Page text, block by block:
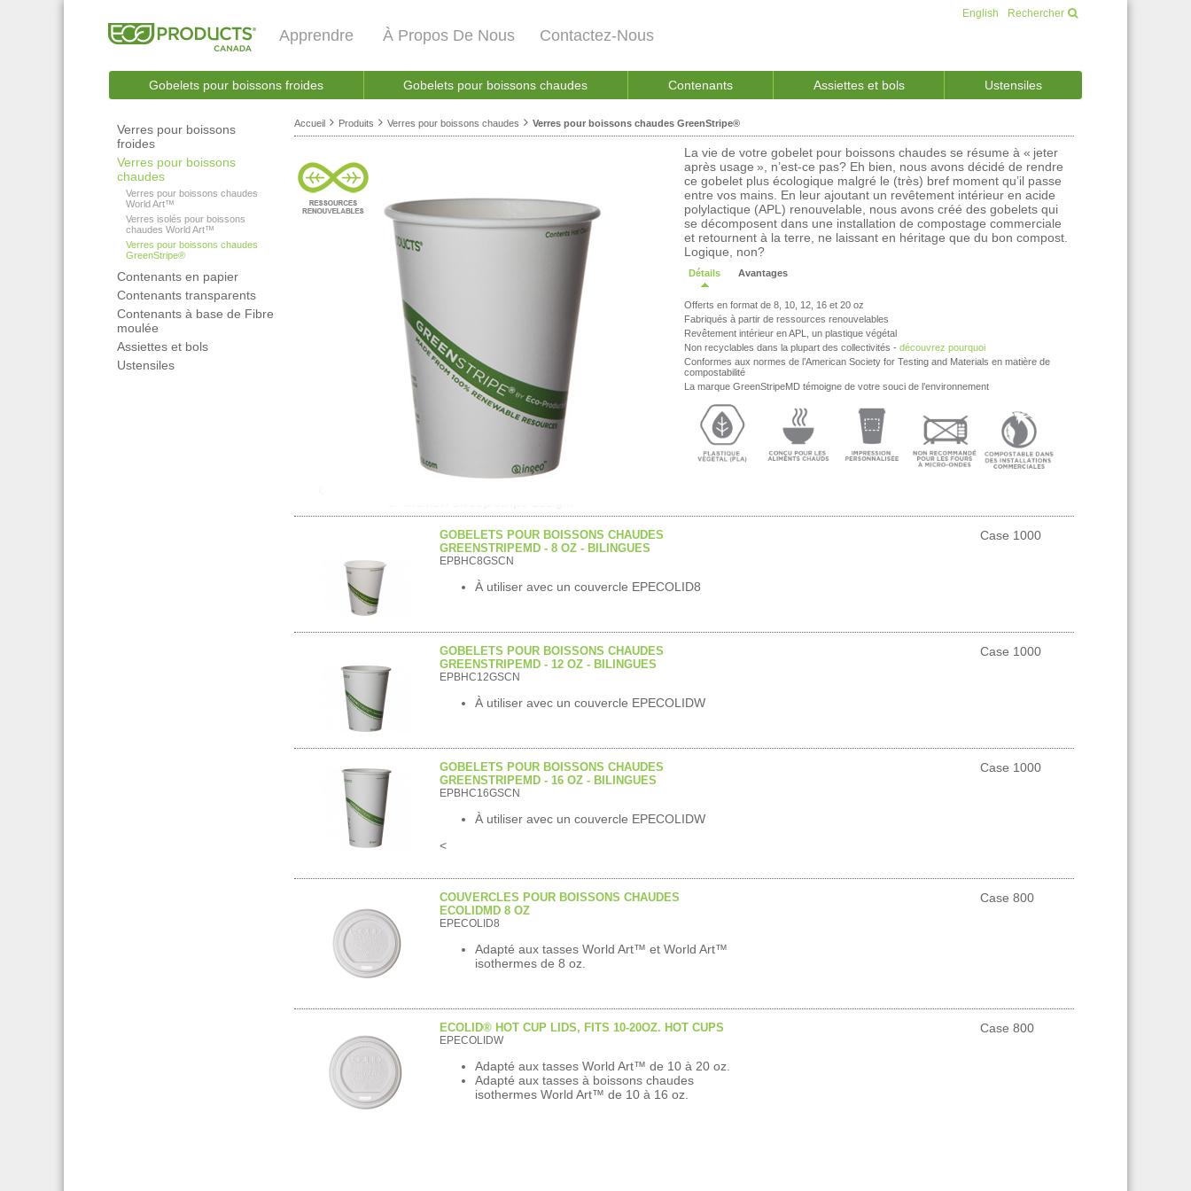
Apprendre À Propos De Nous Contactez-Nous
Gobelets pour boissons froides Gobelets pour boissons chaudes Contenants Assiettes et bols Ustensiles
Rechercher
English
Verres pour boissons
froides
Verres pour boissons
chaudes
Verres pour boissons chaudes
World Art™
Verres isolés pour boissons
chaudes World Art™
Verres pour boissons chaudes
GreenStripe®
Contenants en papier
Contenants transparents
Contenants à base de Fibre
moulée
Assiettes et bols
Ustensiles
Accueil Produits Verres pour boissons chaudes Verres pour boissons chaudes GreenStripe®
La vie de votre gobelet pour boissons chaudes se résume à « jeter
après usage », n’est-ce pas? Eh bien, nous avons décidé de rendre
ce gobelet plus écologique malgré le (très) bref moment qu’il passe
entre vos mains. En leur ajoutant un revêtement intérieur en acide
polylactique (APL) renouvelable, nous avons créé des gobelets qui
se décomposent dans une installation de compostage commerciale
et retournent à la terre, ne laissant en héritage que du bon compost.
Logique, non?
Détails Avantages
Offerts en format de 8, 10, 12, 16 et 20 oz
Fabriqués à partir de ressources renouvelables
Revêtement intérieur en APL, un plastique végétal
Non recyclables dans la plupart des collectivités - découvrez pourquoi
Conformes aux normes de l’American Society for Testing and Materials en matière de
compostabilité
La marque GreenStripeMD témoigne de votre souci de l’environnement
GOBELETS POUR BOISSONS CHAUDES
GREENSTRIPEMD - 8 OZ - BILINGUES
EPBHC8GSCN
À utiliser avec un couvercle EPECOLID8
Case 1000
GOBELETS POUR BOISSONS CHAUDES
GREENSTRIPEMD - 12 OZ - BILINGUES
EPBHC12GSCN
À utiliser avec un couvercle EPECOLIDW
Case 1000
GOBELETS POUR BOISSONS CHAUDES
GREENSTRIPEMD - 16 OZ - BILINGUES
EPBHC16GSCN
À utiliser avec un couvercle EPECOLIDW
<
Case 1000
COUVERCLES POUR BOISSONS CHAUDES
ECOLIDMD 8 OZ
EPECOLID8
Adapté aux tasses World Art™ et World Art™
isothermes de 8 oz.
Case 800
ECOLID® HOT CUP LIDS, FITS 10-20OZ. HOT CUPS
EPECOLIDW
Adapté aux tasses World Art™ de 10 à 20 oz.
Adapté aux tasses à boissons chaudes
isothermes World Art™ de 10 à 16 oz.
Case 800